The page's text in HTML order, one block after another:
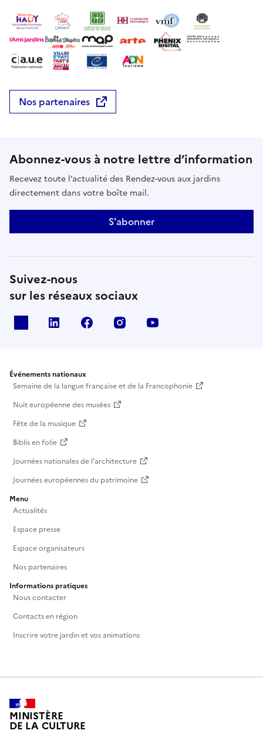
complet des Rendez-vous aux jardins 2026 au
château de La Brède :
https://www.chateaulabrede.com/rendez-vous-aux-
jardins
Nos partenaires
Abonnez-vous à notre lettre d’information
Recevez toute l’actualité des Rendez-vous aux jardins
directement dans votre boîte mail.
S'abonner
Suivez-nous
sur les réseaux sociaux
Linkedin Facebook Instagram
Événements nationaux
Semaine de la langue française et de la Francophonie
Nuit européenne des musées
Fête de la musique
Biblis en folie
Journées nationales de l'architecture
Journées européennes du patrimoine
Menu
Actualités
Espace presse
Espace organisateurs
Nos partenaires
Informations pratiques
Nous contacter
Contacts en région
Inscrire votre jardin et vos animations
MINISTÈRE
DE LA CULTURE